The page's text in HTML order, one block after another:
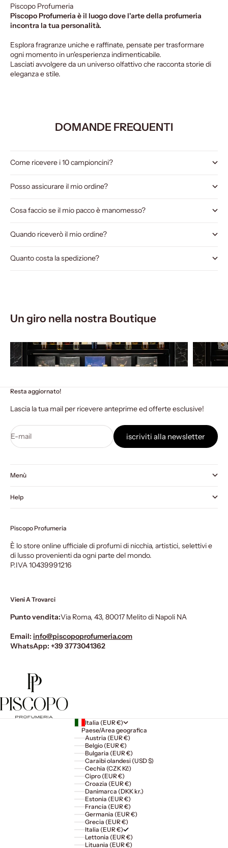
Piscopo Profumeria
Piscopo Profumeria è il luogo dove l'arte della profumeria
incontra la tua personalità.
Esplora fragranze uniche e raffinate, pensate per trasformare
ogni momento in un'esperienza indimenticabile.
Lasciati avvolgere da un universo olfattivo che racconta storie di
eleganza e stile.
DOMANDE FREQUENTI
Come ricevere i 10 campioncini?
Posso assicurare il mio ordine?
Cosa faccio se il mio pacco è manomesso?
Quando riceverò il mio ordine?
Quanto costa la spedizione?
Un giro nella nostra Boutique
Resta aggiornato!
Lascia la tua mail per ricevere anteprime ed offerte esclusive!
E-mail iscriviti alla newsletter
Menù
Help
Piscopo Profumeria
È lo store online ufficiale di profumi di nicchia, artistici, selettivi e
di lusso provenienti da ogni parte del mondo.
P.IVA 10439991216
Vieni A Trovarci
Punto vendita:Via Roma, 43, 80017 Melito di Napoli NA
Email: info@piscopoprofumeria.com
WhatsApp: +39 3773041362
Italia (EUR €)
Paese/Area geografica
Austria (EUR €)
Belgio (EUR €)
Bulgaria (EUR €)
Caraibi olandesi (USD $)
Cechia (CZK Kč)
Cipro (EUR €)
Croazia (EUR €)
Danimarca (DKK kr.)
Estonia (EUR €)
Francia (EUR €)
Germania (EUR €)
Grecia (EUR €)
Italia (EUR €)
Lettonia (EUR €)
Lituania (EUR €)